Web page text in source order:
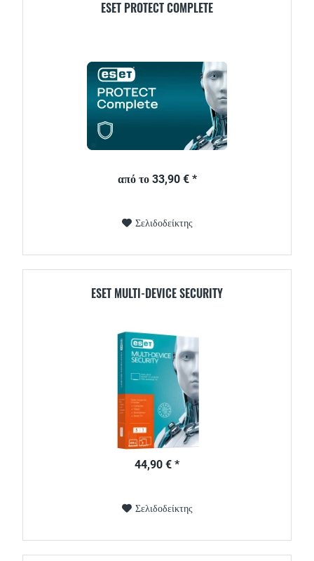
ESET PROTECT COMPLETE
από το 33,90 € *
Σελιδοδείκτης
ESET MULTI-DEVICE SECURITY
44,90 € *
Σελιδοδείκτης